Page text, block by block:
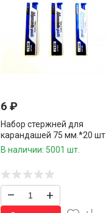
6 ₽
Набор стержней для
карандашей 75 мм.*20 шт.
В наличии: 5001 шт.
– +